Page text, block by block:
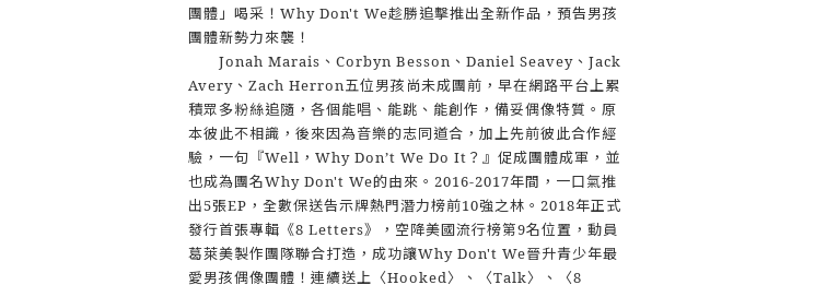
團體」喝采！Why Don't We趁勝追擊推出全新作品，預告男孩
團體新勢力來襲！
Jonah Marais、Corbyn Besson、Daniel Seavey、Jack
Avery、Zach Herron五位男孩尚未成團前，早在網路平台上累
積眾多粉絲追隨，各個能唱、能跳、能創作，備妥偶像特質。原
本彼此不相識，後來因為音樂的志同道合，加上先前彼此合作經
驗，一句『Well，Why Don’t We Do It？』促成團體成軍，並
也成為團名Why Don't We的由來。2016-2017年間，一口氣推
出5張EP，全數保送告示牌熱門潛力榜前10強之林。2018年正式
發行首張專輯《8 Letters》，空降美國流行榜第9名位置，動員
葛萊美製作團隊聯合打造，成功讓Why Don't We晉升青少年最
愛男孩偶像團體！連續送上〈Hooked〉、〈Talk〉、〈8